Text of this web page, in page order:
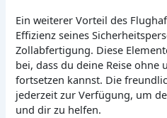
Ein weiterer Vorteil des
Effizienz seines
Zollabfertigung. Diese
bei, dass du deine Reise ohne
fortsetzen kannst. Die
jederzeit zur Verfügung, um
und dir zu helfen.